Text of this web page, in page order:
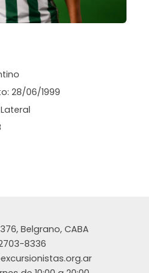
28/06/1999
Belgrano, CABA
8336